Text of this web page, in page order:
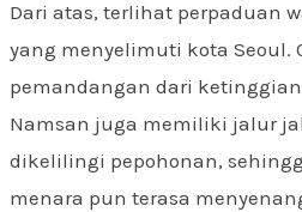
Dari atas, terlihat perpaduan
yang menyelimuti kota Seoul.
pemandangan dari
Namsan juga memiliki jalur
dikelilingi pepohonan,
menara pun terasa